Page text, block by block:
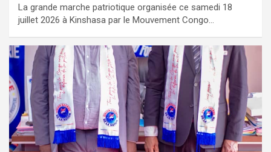
La grande marche patriotique organisée ce samedi 18
juillet 2026 à Kinshasa par le Mouvement Congo…